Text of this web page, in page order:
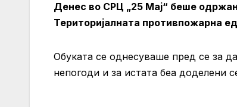
Денес во СРЦ „25 Мај“ беше
Територијалната противпожарна
Обуката се однесуваше пред се за
непогоди и за истата беа доделени